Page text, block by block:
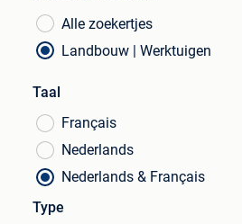
Alle zoekertjes
Landbouw | Werktuigen
Taal
Français
Nederlands
Nederlands & Français
Type